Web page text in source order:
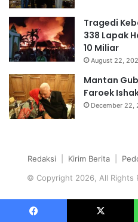
Tragedi
338 Lapak
10 Miliar
August 22,
Mantan
Faroek
December 22,
Redaksi Kirim Berita
© Copyright 2026, All Rights